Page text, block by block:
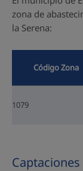
zona de
la Serena:
Código Zona
1079
Captaciones